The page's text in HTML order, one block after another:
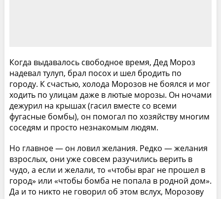
Когда выдавалось свободное время, Дед Мороз
надевал тулуп, брал посох и шел бродить по
городу. К счастью, холода Морозов не боялся и мог
ходить по улицам даже в лютые морозы. Он ночами
дежурил на крышах (гасил вместе со всеми
фугасные бомбы), он помогал по хозяйству многим
соседям и просто незнакомым людям.
Но главное — он ловил желания. Редко — желания
взрослых, они уже совсем разучились верить в
чудо, а если и желали, то «чтобы враг не прошел в
город» или «чтобы бомба не попала в родной дом».
Да и то никто не говорил об этом вслух, Морозову